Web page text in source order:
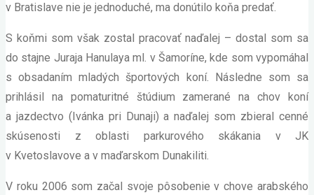
v Bratislave nie je jednoduché, ma donútilo koňa predať.
S koňmi som však zostal pracovať naďalej – dostal som sa
do stajne Juraja Hanulaya ml. v Šamoríne, kde som vypomáhal
s obsadaním mladých športových koní. Následne som sa
prihlásil na pomaturitné štúdium zamerané na chov koní
a jazdectvo (Ivánka pri Dunaji) a naďalej som zbieral cenné
skúsenosti z oblasti parkurového skákania v JK
v Kvetoslavove a v maďarskom Dunakiliti.
V roku 2006 som začal svoje pôsobenie v chove arabského